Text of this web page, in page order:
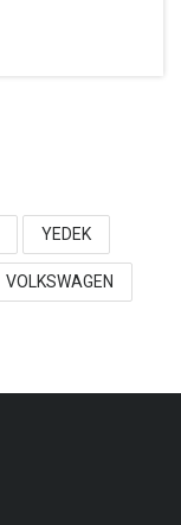
YEDEK
VOLKSWAGEN